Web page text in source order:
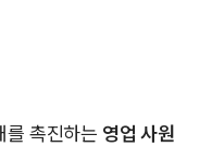
를 촉진하는 영업 사원